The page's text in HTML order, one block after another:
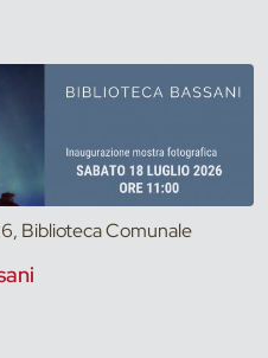
Biblioteca Comunale